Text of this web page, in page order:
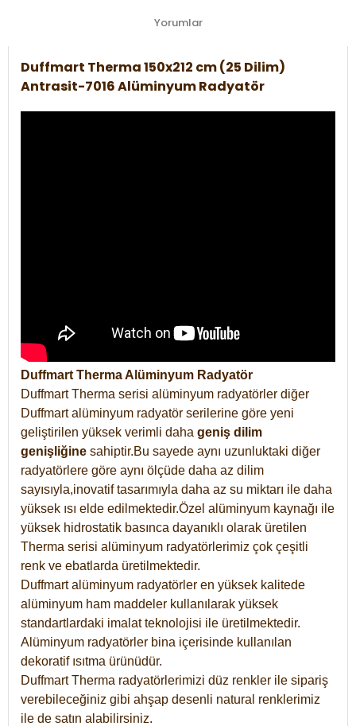
Yorumlar
Duffmart Therma 150x212 cm (25 Dilim)
Antrasit-7016 Alüminyum Radyatör
Duffmart Therma Alüminyum Radyatör
Duffmart Therma serisi alüminyum radyatörler diğer
Duffmart alüminyum radyatör serilerine göre yeni
geliştirilen yüksek verimli daha geniş dilim
genişliğine sahiptir.Bu sayede aynı uzunluktaki diğer
radyatörlere göre aynı ölçüde daha az dilim
sayısıyla,inovatif tasarımıyla daha az su miktarı ile daha
yüksek ısı elde edilmektedir.Özel alüminyum kaynağı ile
yüksek hidrostatik basınca dayanıklı olarak üretilen
Therma serisi alüminyum radyatörlerimiz çok çeşitli
renk ve ebatlarda üretilmektedir.
Duffmart alüminyum radyatörler en yüksek kalitede
alüminyum ham maddeler kullanılarak yüksek
standartlardaki imalat teknolojisi ile üretilmektedir.
Alüminyum radyatörler bina içerisinde kullanılan
dekoratif ısıtma ürünüdür.
Duffmart Therma radyatörlerimizi düz renkler ile sipariş
verebileceğiniz gibi ahşap desenli natural renklerimiz
ile de satın alabilirsiniz.